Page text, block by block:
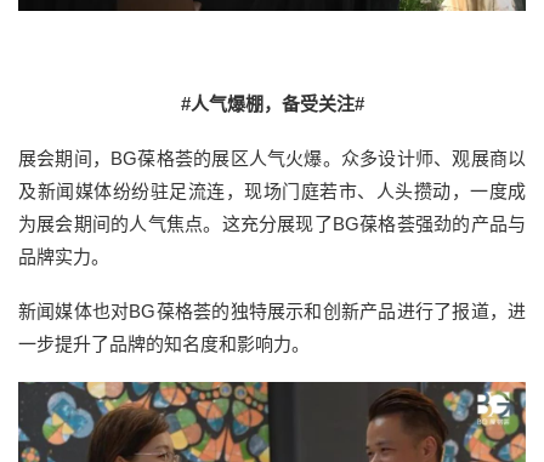
#人气爆棚，备受关注#
展会期间，BG葆格荟的展区人气火爆。众多设计师、观展商以
及新闻媒体纷纷驻足流连，现场门庭若市、人头攒动，一度成
为展会期间的人气焦点。这充分展现了BG葆格荟强劲的产品与
品牌实力。
新闻媒体也对BG葆格荟的独特展示和创新产品进行了报道，进
一步提升了品牌的知名度和影响力。